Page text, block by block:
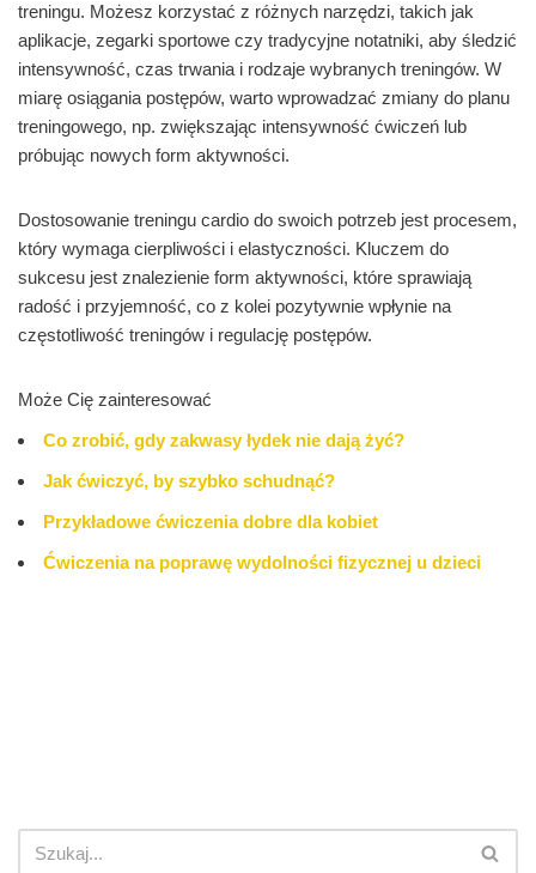
treningu. Możesz korzystać z różnych narzędzi, takich jak
aplikacje, zegarki sportowe czy tradycyjne notatniki, aby śledzić
intensywność, czas trwania i rodzaje wybranych treningów. W
miarę osiągania postępów, warto wprowadzać zmiany do planu
treningowego, np. zwiększając intensywność ćwiczeń lub
próbując nowych form aktywności.
Dostosowanie treningu cardio do swoich potrzeb jest procesem,
który wymaga cierpliwości i elastyczności. Kluczem do
sukcesu jest znalezienie form aktywności, które sprawiają
radość i przyjemność, co z kolei pozytywnie wpłynie na
częstotliwość treningów i regulację postępów.
Może Cię zainteresować
Co zrobić, gdy zakwasy łydek nie dają żyć?
Jak ćwiczyć, by szybko schudnąć?
Przykładowe ćwiczenia dobre dla kobiet
Ćwiczenia na poprawę wydolności fizycznej u dzieci